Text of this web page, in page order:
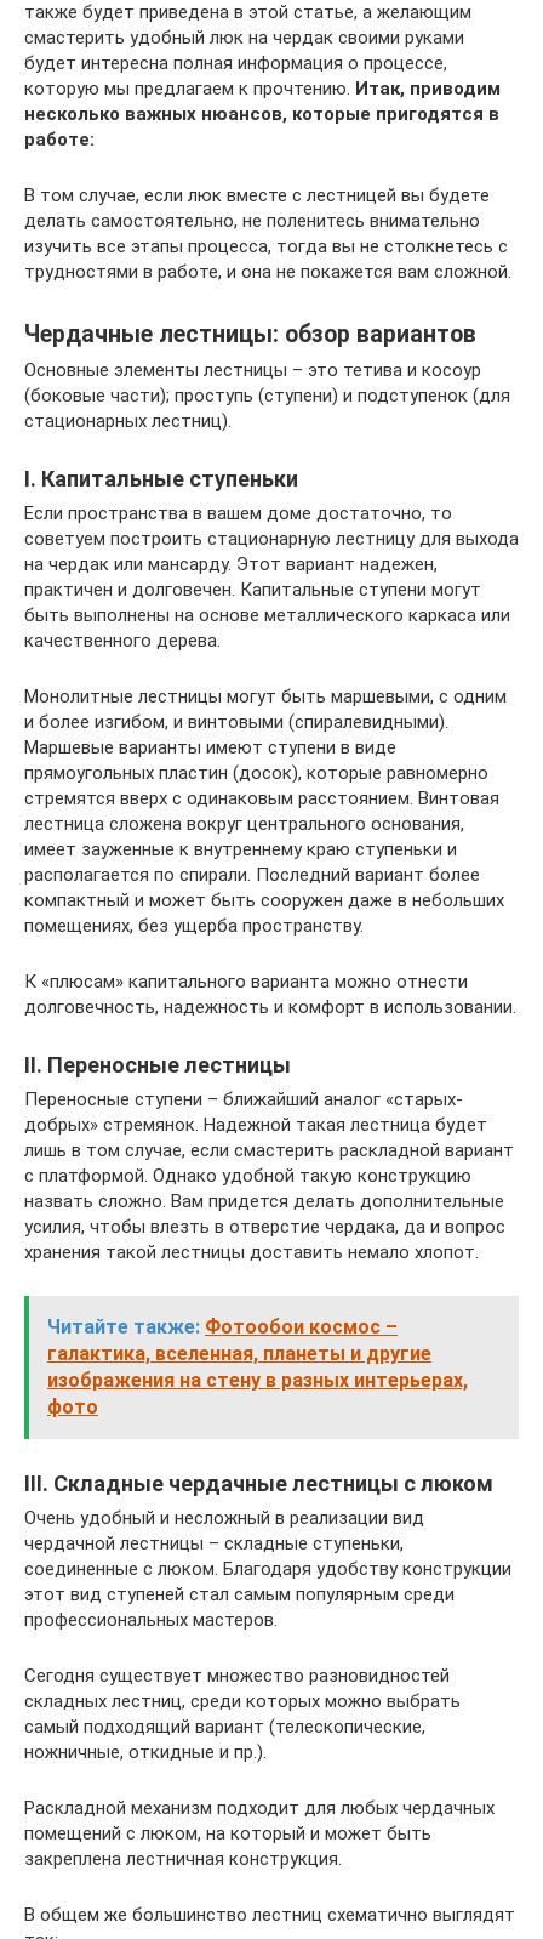
также будет приведена в этой статье, а желающим
смастерить удобный люк на чердак своими руками
будет интересна полная информация о процессе,
которую мы предлагаем к прочтению. Итак, приводим
несколько важных нюансов, которые пригодятся в
работе:
В том случае, если люк вместе с лестницей вы будете
делать самостоятельно, не поленитесь внимательно
изучить все этапы процесса, тогда вы не столкнетесь с
трудностями в работе, и она не покажется вам сложной.
Чердачные лестницы: обзор вариантов
Основные элементы лестницы – это тетива и косоур
(боковые части); проступь (ступени) и подступенок (для
стационарных лестниц).
I. Капитальные ступеньки
Если пространства в вашем доме достаточно, то
советуем построить стационарную лестницу для выхода
на чердак или мансарду. Этот вариант надежен,
практичен и долговечен. Капитальные ступени могут
быть выполнены на основе металлического каркаса или
качественного дерева.
Монолитные лестницы могут быть маршевыми, с одним
и более изгибом, и винтовыми (спиралевидными).
Маршевые варианты имеют ступени в виде
прямоугольных пластин (досок), которые равномерно
стремятся вверх с одинаковым расстоянием. Винтовая
лестница сложена вокруг центрального основания,
имеет зауженные к внутреннему краю ступеньки и
располагается по спирали. Последний вариант более
компактный и может быть сооружен даже в небольших
помещениях, без ущерба пространству.
К «плюсам» капитального варианта можно отнести
долговечность, надежность и комфорт в использовании.
II. Переносные лестницы
Переносные ступени – ближайший аналог «старых-
добрых» стремянок. Надежной такая лестница будет
лишь в том случае, если смастерить раскладной вариант
с платформой. Однако удобной такую конструкцию
назвать сложно. Вам придется делать дополнительные
усилия, чтобы влезть в отверстие чердака, да и вопрос
хранения такой лестницы доставить немало хлопот.
Читайте также: Фотообои космос –
галактика, вселенная, планеты и другие
изображения на стену в разных интерьерах,
фото
III. Складные чердачные лестницы с люком
Очень удобный и несложный в реализации вид
чердачной лестницы – складные ступеньки,
соединенные с люком. Благодаря удобству конструкции
этот вид ступеней стал самым популярным среди
профессиональных мастеров.
Сегодня существует множество разновидностей
складных лестниц, среди которых можно выбрать
самый подходящий вариант (телескопические,
ножничные, откидные и пр.).
Раскладной механизм подходит для любых чердачных
помещений с люком, на который и может быть
закреплена лестничная конструкция.
В общем же большинство лестниц схематично выглядят